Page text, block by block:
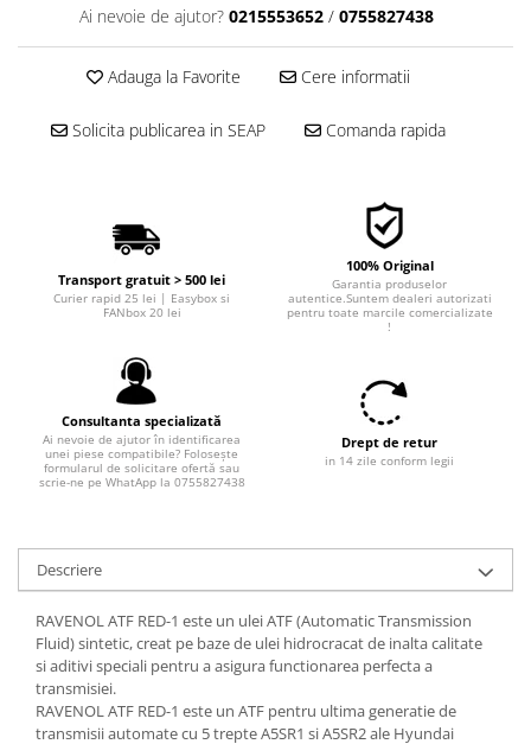
Filtre agent racire
Accesorii filtre
Filtre habitaclu
Filtre uscator
Filtre hidraulice
Sistem franare
Placute frana
Discuri frana
Saboti frana
Cablu frana de mana
Suport etrier
Electrice
Bujii incandescente
Distributie
Kit distributie
Ai nevoie de ajutor? 0215553652 / 0755827438
Adauga la Favorite Cere informatii
Solicita publicarea in SEAP Comanda rapida
Transport gratuit > 500 lei
Curier rapid 25 lei | Easybox si
FANbox 20 lei
100% Original
Garantia produselor
autentice.Suntem dealeri autorizati
pentru toate marcile comercializate
!
Consultanta specializată
Ai nevoie de ajutor în identificarea
unei piese compatibile? Folosește
formularul de solicitare ofertă sau
scrie-ne pe WhatApp la 0755827438
Drept de retur
in 14 zile conform legii
Descriere
RAVENOL ATF RED-1 este un ulei ATF (Automatic Transmission
Fluid) sintetic, creat pe baze de ulei hidrocracat de inalta calitate
si aditivi speciali pentru a asigura functionarea perfecta a
transmisiei.
RAVENOL ATF RED-1 este un ATF pentru ultima generatie de
transmisii automate cu 5 trepte A5SR1 si A5SR2 ale Hyundai